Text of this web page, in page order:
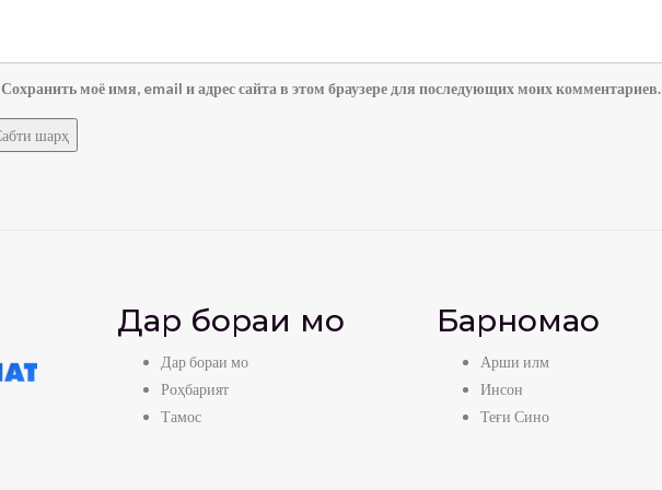
Сохранить моё имя, email и адрес сайта в этом браузере для последующих моих комментариев.
Дар бораи мо
Дар бораи мо
Роҳбарият
Тамос
Барномаҳо
Арши илм
Инсон
Теғи Сино